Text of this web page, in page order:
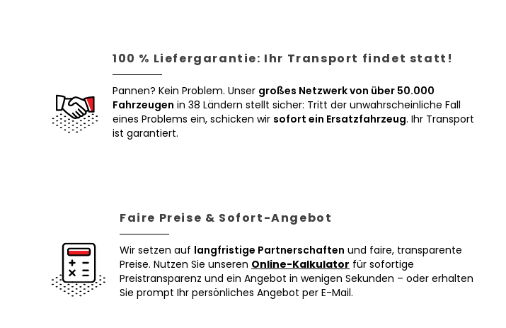
100 % Liefergarantie: Ihr Transport findet statt!
Pannen? Kein Problem. Unser großes Netzwerk von über 50.000
Fahrzeugen in 38 Ländern stellt sicher: Tritt der unwahrscheinliche Fall
eines Problems ein, schicken wir sofort ein Ersatzfahrzeug. Ihr Transport
ist garantiert.
Faire Preise & Sofort-Angebot
Wir setzen auf langfristige Partnerschaften und faire, transparente
Preise. Nutzen Sie unseren Online-Kalkulator für sofortige
Preistransparenz und ein Angebot in wenigen Sekunden – oder erhalten
Sie prompt Ihr persönliches Angebot per E-Mail.